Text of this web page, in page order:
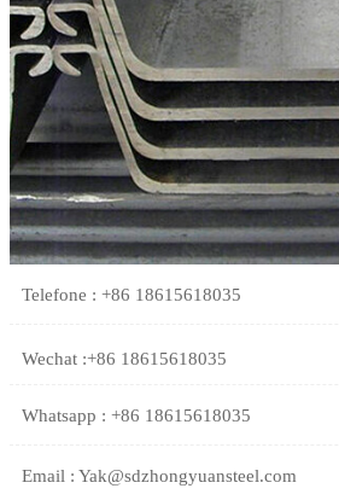
Telefone : +86 18615618035
Wechat :+86 18615618035
Whatsapp : +86 18615618035
Email : Yak@sdzhongyuansteel.com